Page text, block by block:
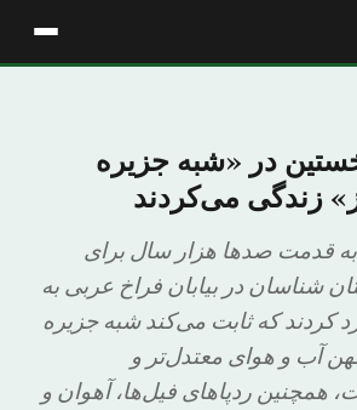
در «شبه جزیره
زندگی می‌کردند
به قدمت صدها هزار سال برای
شناسان در بیابان فراخ عربی به
کردند که ثابت می‌کند شبه جزیره
آب و هوای معتدل‌تر و
همچنین ردپاهای فیل‌ها، آهوان و